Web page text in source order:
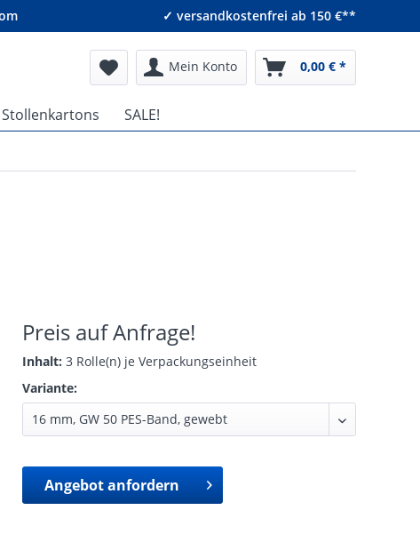
✓ versandkostenfrei ab 150 €**
Mein Konto 0,00 € *
Stollenkartons SALE!
Preis auf Anfrage!
Inhalt: 3 Rolle(n) je Verpackungseinheit
Variante:
Angebot anfordern